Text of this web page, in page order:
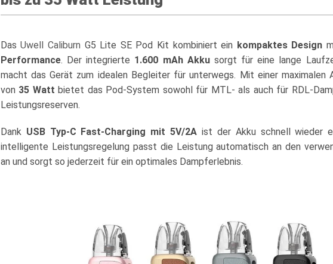
DasUwell Caliburn G5 Lite SE Pod Kit kombiniert ein kompaktes Design
Performance. Der integrierte 1.600 mAh Akkusorgt für eine lange
macht das Gerät zum idealen Begleiter für unterwegs. Mit einer maximalen
von 35 Watt bietet das Pod-System sowohl für MTL- als auch für RDL-
Leistungsreserven.
Dank USB Typ-C Fast-Charging mit 5V/2A ist der Akku schnell wieder
intelligente Leistungsregelung passt die Leistung automatisch an den
an und sorgt so jederzeit für ein optimales Dampferlebnis.